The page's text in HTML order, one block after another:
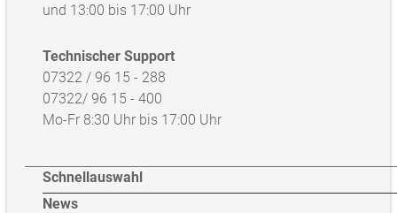
und 13:00 bis 17:00 Uhr
Technischer Support
07322 / 96 15 - 288
07322/ 96 15 - 400
Mo-Fr 8:30 Uhr bis 17:00 Uhr
Schnellauswahl
News